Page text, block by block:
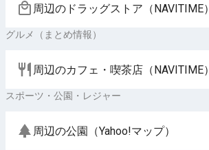
周辺のドラッグストア（NAVITIME）
グルメ（まとめ情報）
周辺のカフェ・喫茶店（NAVITIME）
スポーツ・公園・レジャー
周辺の公園（Yahoo!マップ）